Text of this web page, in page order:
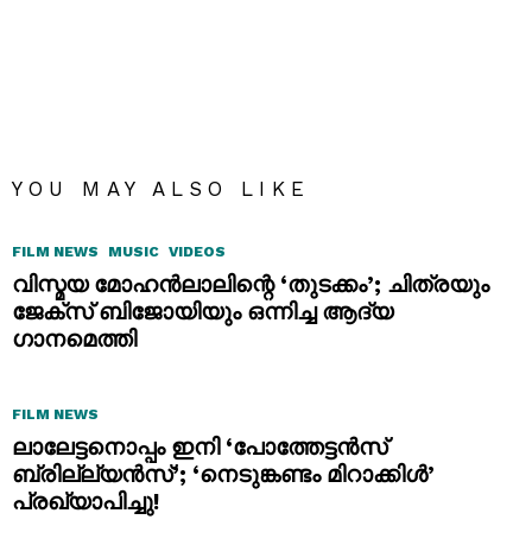
YOU MAY ALSO LIKE
FILM NEWS MUSIC VIDEOS
വിസ്മയ മോഹൻലാലിന്റെ ‘തുടക്കം’; ചിത്രയും
ജേക്സ് ബിജോയിയും ഒന്നിച്ച ആദ്യ
ഗാനമെത്തി
FILM NEWS
ലാലേട്ടനൊപ്പം ഇനി ‘പോത്തേട്ടൻസ്
ബ്രില്ല്യൻസ്’; ‘നെടുങ്കണ്ടം മിറാക്കിൾ’
പ്രഖ്യാപിച്ചു!